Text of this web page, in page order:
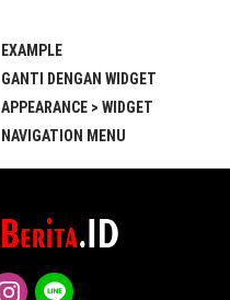
EXAMPLE
GANTI DENGAN WIDGET
APPEARANCE > WIDGET
NAVIGATION MENU